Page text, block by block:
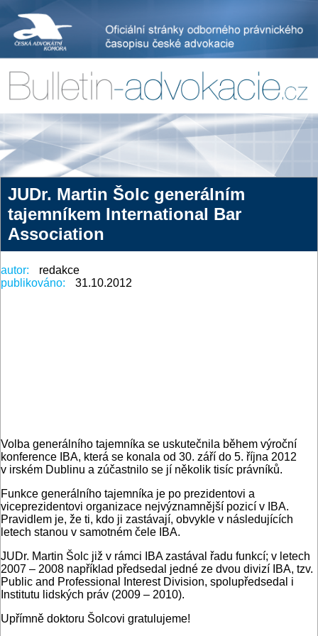
JUDr. Martin Šolc generálním
tajemníkem International Bar
Association
autor:
redakce
publikováno:
31.10.2012
Volba generálního tajemníka se uskutečnila během výroční
konference IBA, která se konala od 30. září do 5. října 2012
v irském Dublinu a zúčastnilo se jí několik tisíc právníků.
Funkce generálního tajemníka je po prezidentovi a
viceprezidentovi organizace nejvýznamnější pozicí v IBA.
Pravidlem je, že ti, kdo ji zastávají, obvykle v následujících
letech stanou v samotném čele IBA.
JUDr. Martin Šolc již v rámci IBA zastával řadu funkcí; v letech
2007 – 2008 například předsedal jedné ze dvou divizí IBA, tzv.
Public and Professional Interest Division, spolupředsedal i
Institutu lidských práv (2009 – 2010).
Upřímně doktoru Šolcovi gratulujeme!